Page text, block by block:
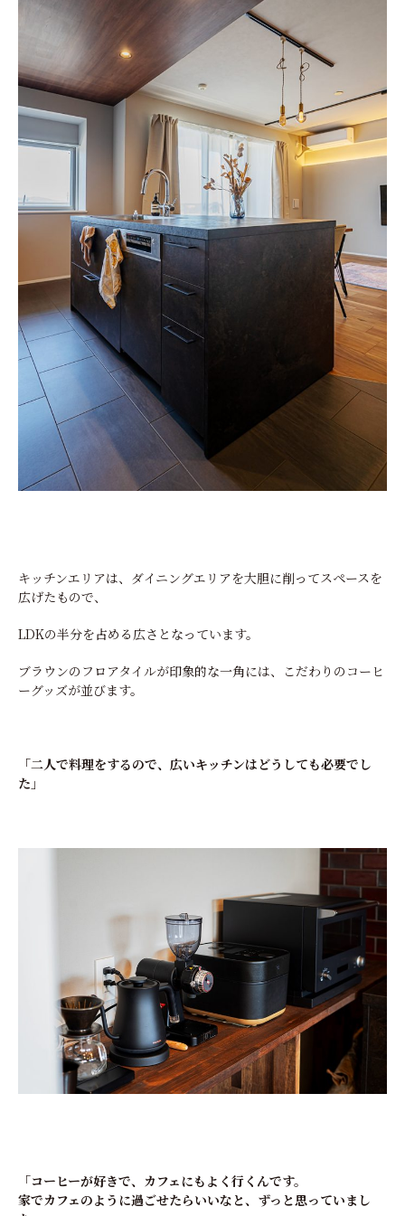
キッチンエリアは、ダイニングエリアを大胆に削ってスペースを
広げたもので、
LDKの半分を占める広さとなっています。
ブラウンのフロアタイルが印象的な一角には、こだわりのコーヒ
ーグッズが並びます。
「二人で料理をするので、広いキッチンはどうしても必要でし
た」
「コーヒーが好きで、カフェにもよく行くんです。
家でカフェのように過ごせたらいいなと、ずっと思っていまし